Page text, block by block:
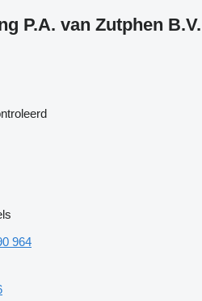
P.A. van Zutphen B.V.
964